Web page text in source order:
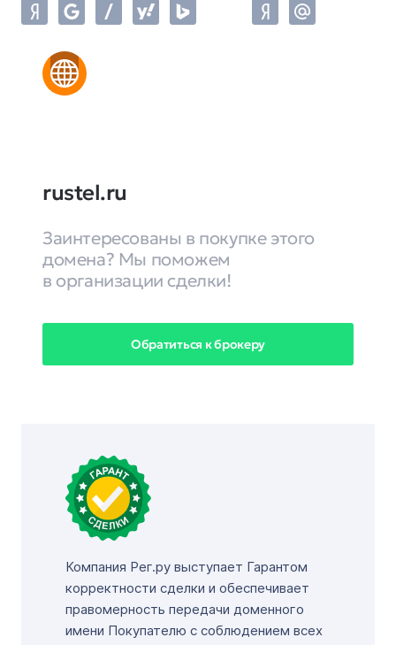
rustel.ru
Заинтересованы в покупке этого
домена? Мы поможем
в организации сделки!
Обратиться к брокеру
Компания Рег.ру выступает Гарантом
корректности сделки и обеспечивает
правомерность передачи доменного
имени Покупателю с соблюдением всех